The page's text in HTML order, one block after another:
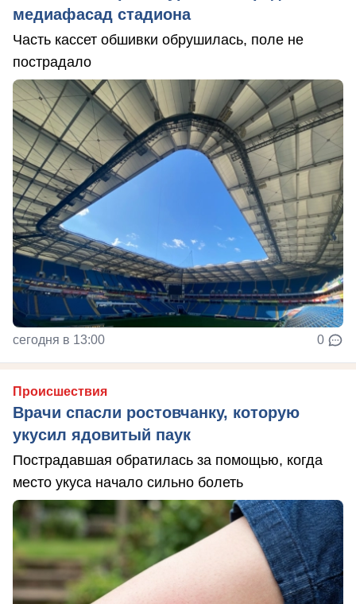
медиафасад стадиона
Часть кассет обшивки обрушилась, поле не
пострадало
сегодня в 13:00 0
Происшествия
Врачи спасли ростовчанку, которую
укусил ядовитый паук
Пострадавшая обратилась за помощью, когда
место укуса начало сильно болеть